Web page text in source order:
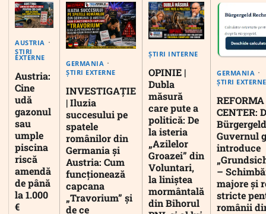
AUSTRIA
ȘTIRI
EXTERNE
Austria:
Cine
udă
gazonul
sau
umple
piscina
riscă
amendă
de până
la 1.000
€
GERMANIA
ȘTIRI EXTERNE
INVESTIGAȚIE
| Iluzia
succesului pe
spatele
românilor din
Germania și
Austria: Cum
funcționează
capcana
„Travorium” și
de ce
ȘTIRI INTERNE
OPINIE |
Dubla
măsură
care pute a
politică: De
la isteria
„Azilelor
Groazei” din
Voluntari,
la liniștea
mormântală
din Bihorul
GERMANIA
ȘTIRI EXTERNE
CENTER:
Guvernul
introduce
–
majore și
stricte
românii